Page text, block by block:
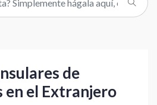
de
en el Extranjero